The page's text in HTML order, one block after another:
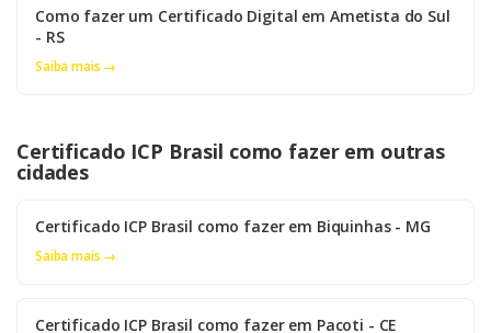
Como fazer um Certificado Digital em Ametista do Sul
- RS
Saiba mais →
Certificado ICP Brasil como fazer em outras
cidades
Certificado ICP Brasil como fazer em Biquinhas - MG
Saiba mais →
Certificado ICP Brasil como fazer em Pacoti - CE